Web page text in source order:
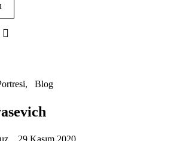
Blog
29 Kasım 2020